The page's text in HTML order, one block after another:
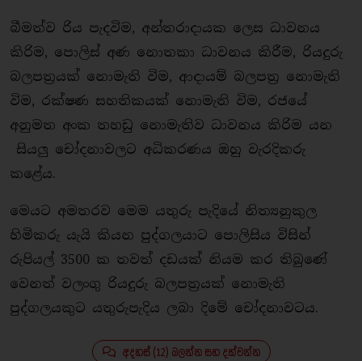
බීමත්ව රිය පැදවිම, අන්තරාදායක ලෙස ධාවනය
කිරිම, පොලිස් අණ නොතකා ධාවනය කිරීම, රියදුරු
බලපත්‍රයක් නොමැති විම, ආදායම් බලපත්‍ර නොමැති
විම, රක්ෂණ සහතිකයක් නොමැති විම, රජයේ
අනුමත අංක තහඩු නොමැතිව ධාවනය කිරිම යන
සියලු චෝදනාවලට අධිකරණය ඔහු වැරදිකරු
කළේය.
මෙයට අමතරව මෙම යතුරු පැදියේ නිත්‍යනුකුල
හිමිකරු යැයි කියන පුද්ගලයාට පොලිසිය විසින්
රුපියල් 3500 ක තවත් දඩයක් නියම කර තිබුණේ
වෙනත් වලංගු රියදුරු බලපත්‍රයක් නොමැති
පුද්ගලයකුට යතුරුපැදිය ලබා දිමේ චෝදනාවටය.
අදහස් (12) බලන්න සහ දක්වන්න